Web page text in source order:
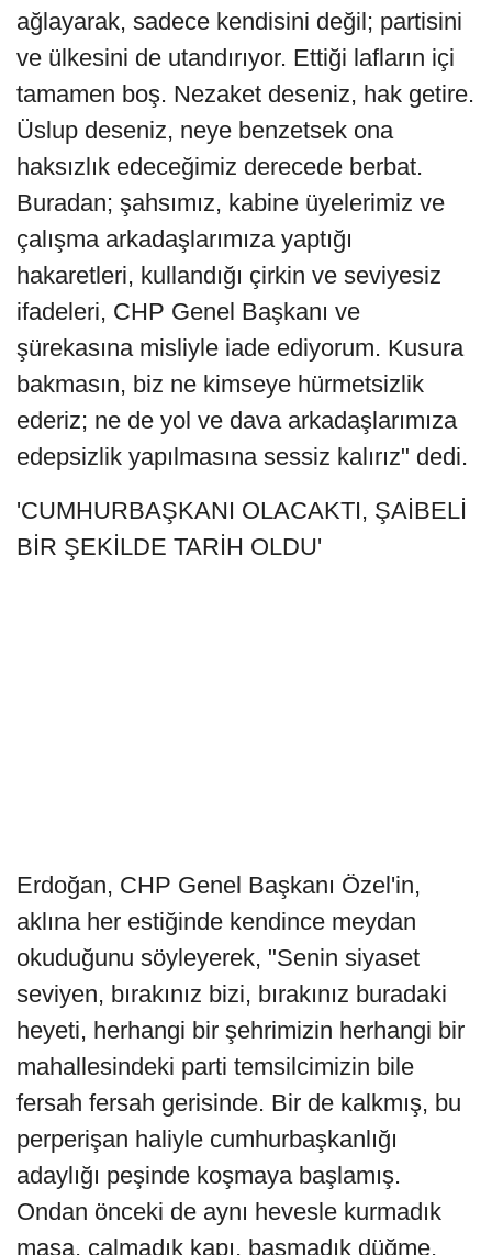
ağlayarak, sadece kendisini değil; partisini
ve ülkesini de utandırıyor. Ettiği lafların içi
tamamen boş. Nezaket deseniz, hak getire.
Üslup deseniz, neye benzetsek ona
haksızlık edeceğimiz derecede berbat.
Buradan; şahsımız, kabine üyelerimiz ve
çalışma arkadaşlarımıza yaptığı
hakaretleri, kullandığı çirkin ve seviyesiz
ifadeleri, CHP Genel Başkanı ve
şürekasına misliyle iade ediyorum. Kusura
bakmasın, biz ne kimseye hürmetsizlik
ederiz; ne de yol ve dava arkadaşlarımıza
edepsizlik yapılmasına sessiz kalırız" dedi.
'CUMHURBAŞKANI OLACAKTI, ŞAİBELİ
BİR ŞEKİLDE TARİH OLDU'
Erdoğan, CHP Genel Başkanı Özel'in,
aklına her estiğinde kendince meydan
okuduğunu söyleyerek, "Senin siyaset
seviyen, bırakınız bizi, bırakınız buradaki
heyeti, herhangi bir şehrimizin herhangi bir
mahallesindeki parti temsilcimizin bile
fersah fersah gerisinde. Bir de kalkmış, bu
perperişan haliyle cumhurbaşkanlığı
adaylığı peşinde koşmaya başlamış.
Ondan önceki de aynı hevesle kurmadık
masa, çalmadık kapı, basmadık düğme,